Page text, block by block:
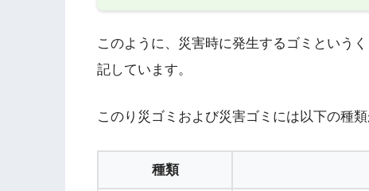
このように、災害時に発生するゴミという
記しています。
このり災ゴミおよび災害ゴミには以下の種類
種類